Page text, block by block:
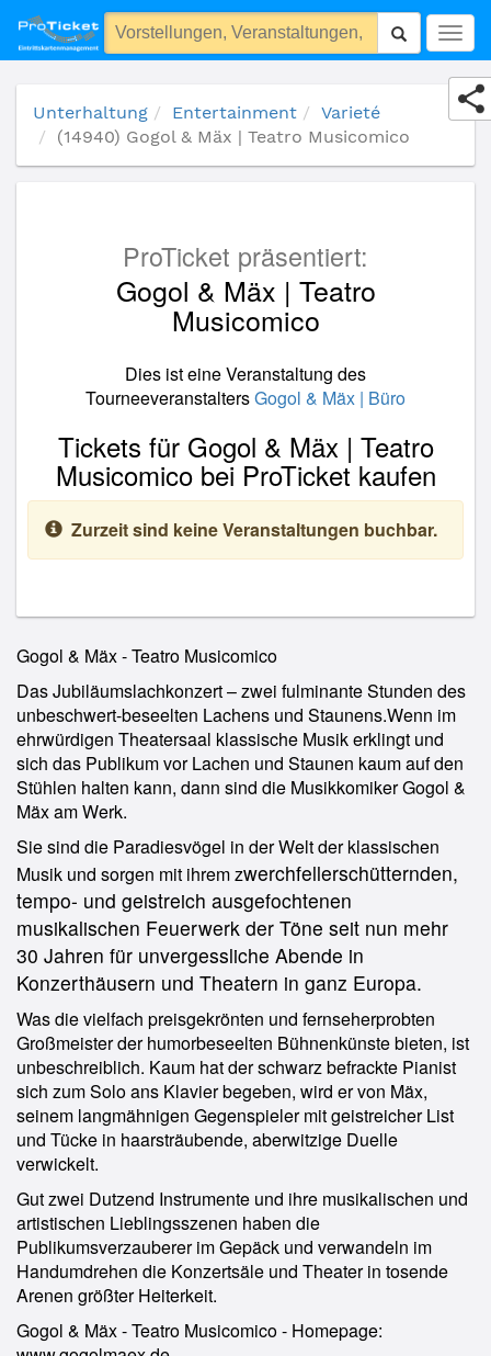
(14940) Gogol & Mäx | Teatro Musicomico
Unterhaltung Entertainment
Varieté
(14940) Gogol & Mäx | Teatro Musicomico
ProTicket präsentiert:
Gogol & Mäx | Teatro
Musicomico
Dies ist eine Veranstaltung des
TourneeveranstaltersGogol & Mäx | Büro
Tickets für Gogol & Mäx | Teatro
Musicomico bei ProTicket kaufen
Zurzeit sind keine Veranstaltungen buchbar.
Gogol & Mäx - Teatro Musicomico
Das Jubiläumslachkonzert – zwei fulminante Stunden des
unbeschwert-beseelten Lachens und Staunens.Wenn im
ehrwürdigen Theatersaal klassische Musik erklingt und
sich das Publikum vor Lachen und Staunen kaum auf den
Stühlen halten kann, dann sind die Musikkomiker Gogol &
Mäx am Werk.
Sie sind die Paradiesvögel in der Welt der klassischen
Musik und sorgen mit ihrem zwerchfellerschütternden,
tempo- und geistreich ausgefochtenen
musikalischen Feuerwerk der Töne seit nun mehr
30 Jahren für unvergessliche Abende in
Konzerthäusern und Theatern in ganz Europa.
Was die vielfach preisgekrönten und fernseherprobten
Großmeister der humorbeseelten Bühnenkünste bieten, ist
unbeschreiblich. Kaum hat der schwarz befrackte Pianist
sich zum Solo ans Klavier begeben, wird er von Mäx,
seinem langmähnigen Gegenspieler mit geistreicher List
und Tücke in haarsträubende, aberwitzige Duelle
verwickelt.
Gut zwei Dutzend Instrumente und ihre musikalischen und
artistischen Lieblingsszenen haben die
Publikumsverzauberer im Gepäck und verwandeln im
Handumdrehen die Konzertsäle und Theater in tosende
Arenen größter Heiterkeit.
Gogol & Mäx - Teatro Musicomico - Homepage: